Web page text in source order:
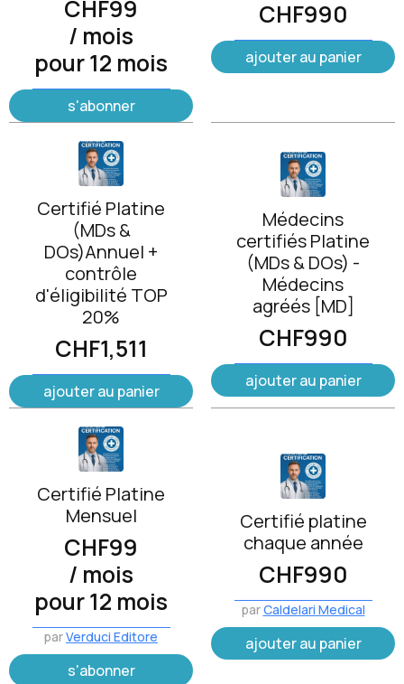
CHF99
/ mois
pour 12 mois
s'abonner
CHF990
ajouter au panier
Certifié Platine
(MDs &
DOs)Annuel +
contrôle
d'éligibilité TOP
20%
CHF1,511
ajouter au panier
Médecins
certifiés Platine
(MDs & DOs) -
Médecins
agréés [MD]
CHF990
ajouter au panier
Certifié Platine
Mensuel
CHF99
/ mois
pour 12 mois
parVerduci Editore
s'abonner
Certifié platine
chaque année
CHF990
parCaldelari Medical
ajouter au panier